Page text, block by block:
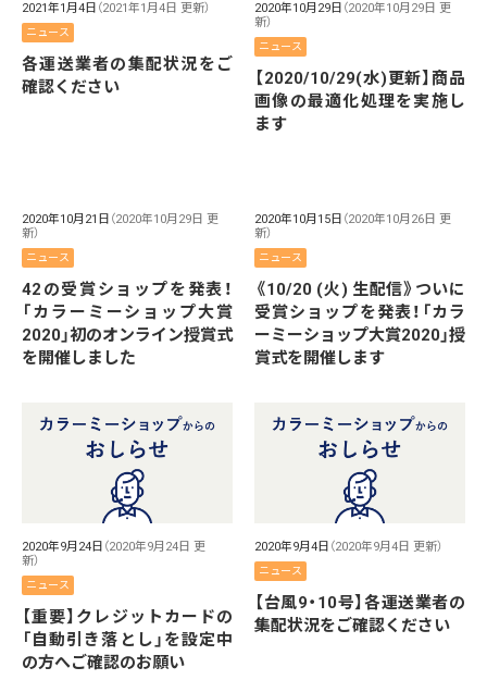
2021年1月4日 （2021年1月4日 更新）
ニュース
各運送業者の集配状況をご
確認ください
2020年10月29日 （2020年10月29日 更
新）
ニュース
【2020/10/29(水)更新】商品
画像の最適化処理を実施し
ます
2020年10月21日 （2020年10月29日 更
新）
ニュース
42の受賞ショップを発表！
「カラーミーショップ大賞
2020」初のオンライン授賞式
を開催しました
2020年10月15日 （2020年10月26日 更
新）
ニュース
《10/20 (火) 生配信》ついに
受賞ショップを発表！「カラ
ーミーショップ大賞2020」授
賞式を開催します
2020年9月24日 （2020年9月24日 更
新）
ニュース
【重要】クレジットカードの
「自動引き落とし」を設定中
の方へご確認のお願い
2020年9月4日 （2020年9月4日 更新）
ニュース
【台風9・10号】各運送業者の
集配状況をご確認ください